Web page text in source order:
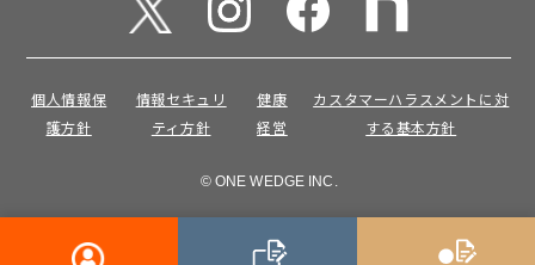
個人情報保
護方針
情報セキュリ
ティ方針
健康
経営
カスタマーハラスメントに対
する基本方針
© ONE WEDGE INC.